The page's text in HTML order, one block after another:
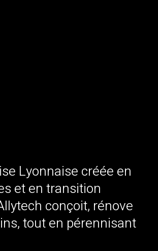
Lyonnaise créée en
et en transition
conçoit, rénove
tout en pérennisant